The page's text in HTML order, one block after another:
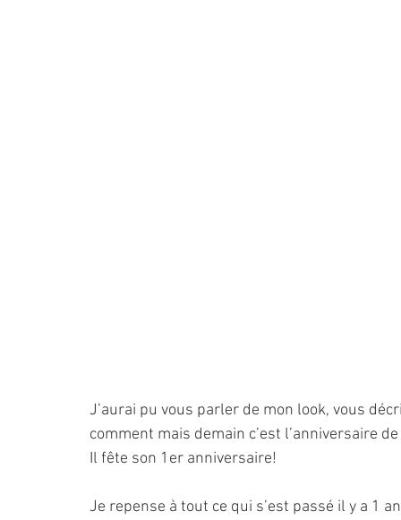
J’aurai pu vous parler de mon look, vous
comment mais demain c’est l’anniversaire
Il fête son 1er anniversaire!
Je repense à tout ce qui s’est passé il y a 1